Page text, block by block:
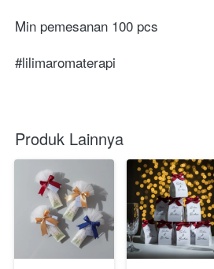
Min pemesanan 100 pcs
#lilimaromaterapi
Produk Lainnya